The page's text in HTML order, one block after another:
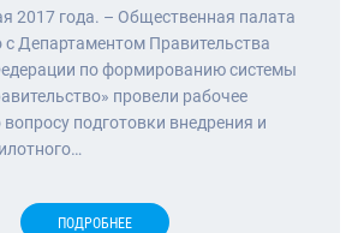
2017 года. – Общественная палата
Департаментом Правительства
по формированию системы
провели рабочее
подготовки внедрения и
ПОДРОБНЕЕ